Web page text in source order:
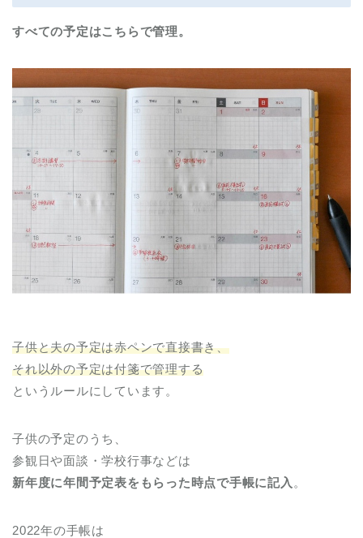
すべての予定はこちらで管理。
子供と夫の予定は赤ペンで直接書き、
それ以外の予定は付箋で管理する
というルールにしています。
子供の予定のうち、
参観日や面談・学校行事などは
新年度に年間予定表をもらった時点で手帳に記入 。
2022年の手帳は